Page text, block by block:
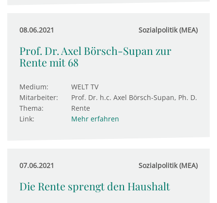
08.06.2021 Sozialpolitik (MEA)
Prof. Dr. Axel Börsch-Supan zur
Rente mit 68
Medium:
WELT TV
Mitarbeiter:
Prof. Dr. h.c. Axel Börsch-Supan, Ph. D.
Thema:
Rente
Link:
Mehr erfahren
07.06.2021 Sozialpolitik (MEA)
Die Rente sprengt den Haushalt